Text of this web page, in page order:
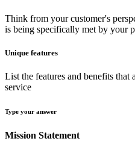
Think from your customer's
is being specifically met by your
Unique features
List the features and benefits
service
Type your answer
Mission Statement